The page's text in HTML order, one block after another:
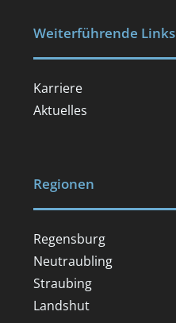
Weiterführende Links
Karriere
Aktuelles
Regionen
Regensburg
Neutraubling
Straubing
Landshut